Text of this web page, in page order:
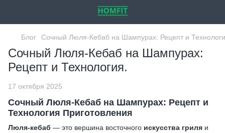
Блог Сочный Люля-Кебаб на Шампурах: Рецепт и
Сочный Люля-Кебаб на Шампурах:
Рецепт и Технология.
17 октября 2025
Сочный Люля-Кебаб на Шампурах: Рецепт и
Технология Приготовления
Люля-кебаб — это вершина восточного искусства гриля и